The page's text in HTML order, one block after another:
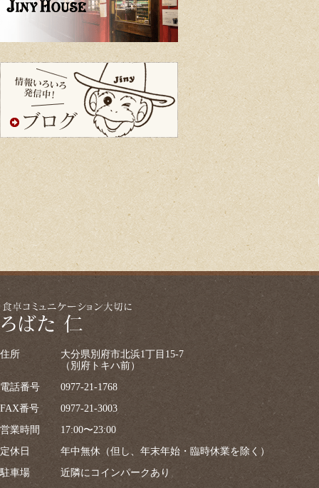
住所
大分県別府市北浜1丁目15-7
（別府トキハ前）
電話番号
0977-21-1768
FAX番号
0977-21-3003
営業時間
17:00〜23:00
定休日
年中無休（但し、年末年始・臨時休業を除く）
駐車場
近隣にコインパークあり